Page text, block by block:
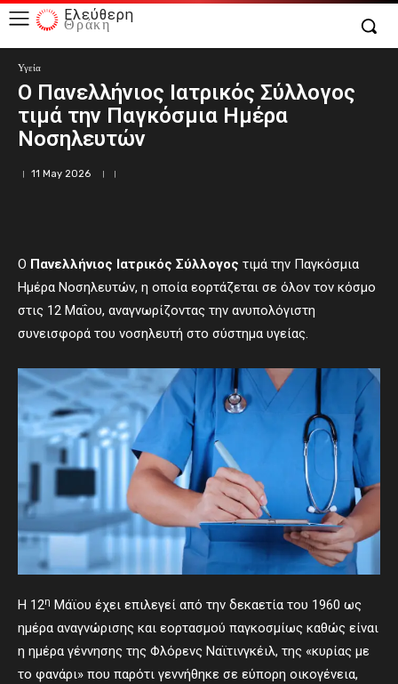
Ελεύθερη
Θράκη
Υγεία
Ο Πανελλήνιος Ιατρικός Σύλλογος
τιμά την Παγκόσμια Ημέρα
Νοσηλευτών
11 May 2026
Ο Πανελλήνιος Ιατρικός Σύλλογος τιμά την Παγκόσμια
Ημέρα Νοσηλευτών, η οποία εορτάζεται σε όλον τον κόσμο
στις 12 Μαΐου, αναγνωρίζοντας την ανυπολόγιστη
συνεισφορά του νοσηλευτή στο σύστημα υγείας.
Η 12η Μάϊου έχει επιλεγεί από την δεκαετία του 1960 ως
ημέρα αναγνώρισης και εορτασμού παγκοσμίως καθώς είναι
η ημέρα γέννησης της Φλόρενς Ναϊτινγκέιλ, της «κυρίας με
το φανάρι» που παρότι γεννήθηκε σε εύπορη οικογένεια,